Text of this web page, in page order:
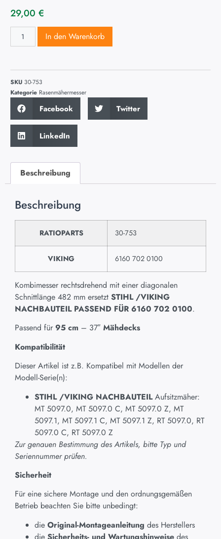
29,00 €
In den Warenkorb
SKU 30-753
Kategorie Rasenmähermesser
Facebook Twitter
LinkedIn
Beschreibung
Beschreibung
RATIOPARTS 30-753
VIKING 6160 702 0100
Kombimesser rechtsdrehend mit einer diagonalen
Schnittlänge 482 mm ersetzt STIHL /VIKING
NACHBAUTEIL PASSEND FÜR 6160 702 0100.
Passend für 95 cm – 37″ Mähdecks
Kompatibilität
Dieser Artikel ist z.B. Kompatibel mit Modellen der
Modell-Serie(n):
STIHL /VIKING NACHBAUTEILAufsitzmäher:
MT 5097.0, MT 5097.0 C, MT 5097.0 Z, MT
5097.1, MT 5097.1 C, MT 5097.1 Z, RT 5097.0, RT
5097.0 C, RT 5097.0 Z
Zur genauen Bestimmung des Artikels, bitte Typ und
Seriennummer prüfen.
Sicherheit
Für eine sichere Montage und den ordnungsgemäßen
Betrieb beachten Sie bitte unbedingt:
die Original-Montageanleitung des Herstellers
die Sicherheits- und Wartungshinweise des